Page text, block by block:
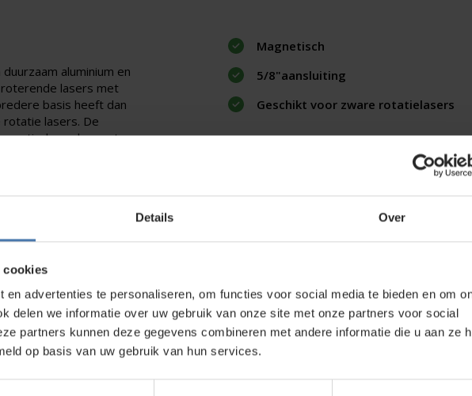
Details Over
cookies
en advertenties te personaliseren, om functies voor social media te bieden en om
delen we informatie over uw gebruik van onze site met onze partners voor social
partners kunnen deze gegevens combineren met andere informatie die u aan ze
op basis van uw gebruik van hun services.
aluminium en
lasers met
basis heeft dan
lasers. De
worden met
Magnetisch
5/8"aansluiting
Geschikt voor zware rotatielasers
contact?We beantwoorden je vragen graag viaWhatsapp.
in Nieuwegein. Zelf rondkijken in de